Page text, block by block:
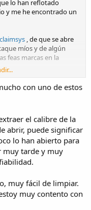
lo han reflotado
y me he encontrado un
, de que se abre
míos y de algún
feas marcas en la
Por la información que
1970 y
segundos y se para.
con uno de estos
el calibre de la
abrir, puede significar
lo han abierto para
muy tarde y muy
muy fácil de limpiar.
muy contento con